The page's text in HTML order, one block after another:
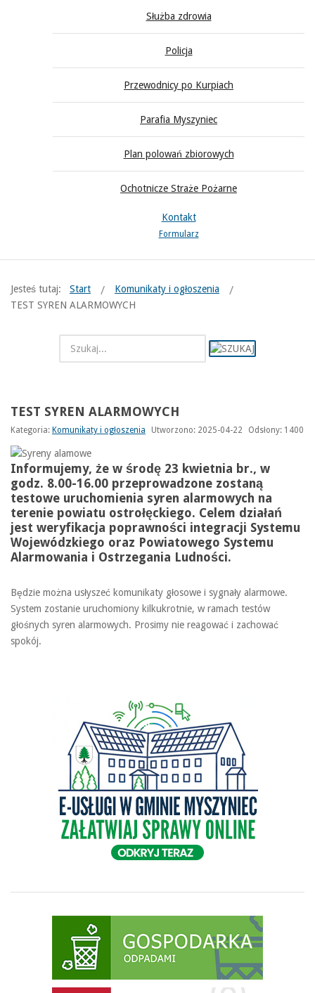
Służba zdrowia
Policja
Przewodnicy po Kurpiach
Parafia Myszyniec
Plan polowań zbiorowych
Ochotnicze Straże Pożarne
Kontakt
Formularz
Jesteś tutaj: Start
Komunikaty i ogłoszenia
TEST SYREN ALARMOWYCH
TEST SYREN ALARMOWYCH
Kategoria: Komunikaty i ogłoszenia Utworzono: 2025-04-22 Odsłony: 1400
Informujemy, że w środę 23 kwietnia br., w
godz. 8.00-16.00 przeprowadzone zostaną
testowe uruchomienia syren alarmowych na
terenie powiatu ostrołęckiego. Celem działań
jest weryfikacja poprawności integracji Systemu
Wojewódzkiego oraz Powiatowego Systemu
Alarmowania i Ostrzegania Ludności.
Będzie można usłyszeć komunikaty głosowe i sygnały alarmowe.
System zostanie uruchomiony kilkukrotnie, w ramach testów
głośnych syren alarmowych. Prosimy nie reagować i zachować
spokój.